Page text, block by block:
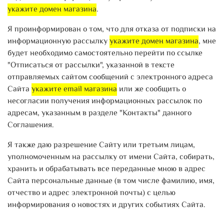
укажите домен магазина.
Я проинформирован о том, что для отказа от подписки на
информационную рассылкуукажите домен магазина, мне
будет необходимо самостоятельно перейти по ссылке
"Отписаться от рассылки", указанной в тексте
отправляемых сайтом сообщений с электронного адреса
Сайта укажите email магазина или же сообщить о
несогласии получения информационных рассылок по
адресам, указанным в разделе "Контакты" данного
Соглашения.
Я также даю разрешение Сайту или третьим лицам,
уполномоченным на рассылку от имени Сайта, собирать,
хранить и обрабатывать все переданные мною в адрес
Сайта персональные данные (в том числе фамилию, имя,
отчество и адрес электронной почты) с целью
информирования о новостях и других событиях Сайта.